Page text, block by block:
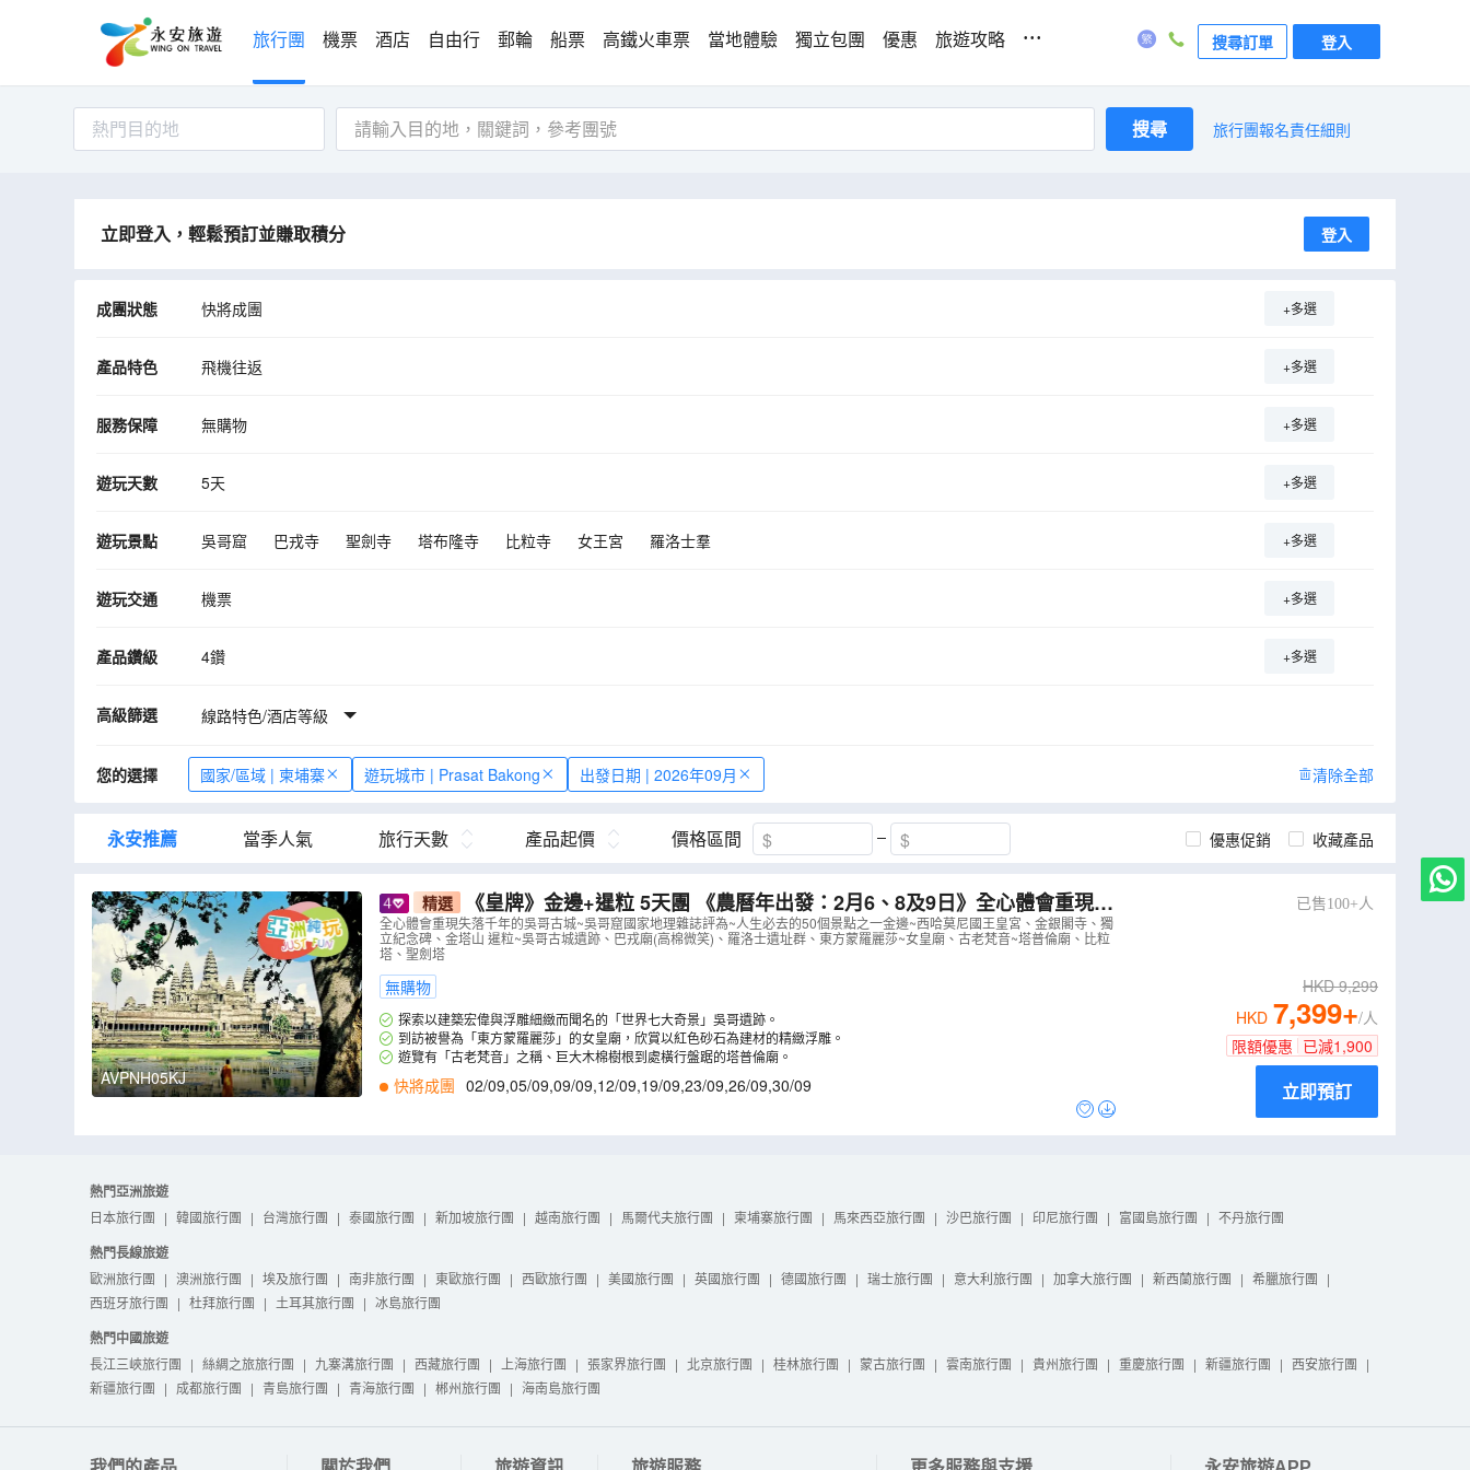
旅行團 機票 酒店 自由行 郵輪 船票 高鐵火車票 當地體驗 獨立包團 優惠 旅遊攻略 ... 搜尋訂單 登入
熱門目的地 搜尋 旅行團報名責任細則
立即登入，輕鬆預訂並賺取積分 登入
成團狀態 快將成團 +多選
產品特色 飛機往返 +多選
服務保障 無購物 +多選
遊玩天數 5天 +多選
遊玩景點 吳哥窟 巴戎寺 聖劍寺 塔布隆寺 比粒寺 女王宮 羅洛士羣 +多選
遊玩交通 機票 +多選
產品鑽級 4鑽 +多選
高級篩選 線路特色/酒店等級
您的選擇 國家/區域 | 柬埔寨 遊玩城市 | Prasat Bakong 出發日期 | 2026年09月 清除全部
永安推薦 當季人氣 旅行天數 產品起價 價格區間 優惠促銷 收藏產品
AVPNH05KJ
精選 《皇牌》金邊+暹粒 5天團 《農曆年出發：2月6、8及9日》全心體會重現失
落千年的吳哥古城、人生必去的50個景點之一金邊~西哈莫尼國王皇宮（AVPNH05KJ
）
全心體會重現失落千年的吳哥古城~吳哥窟國家地理雜誌評為~人生必去的50個景點之一金邊~西哈莫尼國王皇宮、金銀閣寺、獨
立紀念碑、金塔山 暹粒~吳哥古城遺跡、巴戎廟(高棉微笑)、羅洛士遺址群、東方蒙羅麗莎~女皇廟、古老梵音~塔普倫廟、比粒
塔、聖劍塔
無購物
探索以建築宏偉與浮雕細緻而聞名的「世界七大奇景」吳哥遺跡。
到訪被譽為「東方蒙羅麗莎」的女皇廟，欣賞以紅色砂石為建材的精緻浮雕。
遊覽有「古老梵音」之稱、巨大木棉樹根到處橫行盤踞的塔普倫廟。
快將成團 02/09,05/09,09/09,12/09,19/09,23/09,26/09,30/09
已售100+人
HKD9,299
HKD 7,399+/人
限額優惠 已減1,900
立即預訂
熱門亞洲旅遊
日本旅行團 | 韓國旅行團 | 台灣旅行團 | 泰國旅行團 | 新加坡旅行團 | 越南旅行團 | 馬爾代夫旅行團 | 柬埔寨旅行團 | 馬來西亞旅行團 | 沙巴旅行團 | 印尼旅行團 | 富國島旅行團 | 不丹旅行團
熱門長線旅遊
歐洲旅行團 | 澳洲旅行團 | 埃及旅行團 | 南非旅行團 | 東歐旅行團 | 西歐旅行團 | 美國旅行團 | 英國旅行團 | 德國旅行團 | 瑞士旅行團 | 意大利旅行團 | 加拿大旅行團 | 新西蘭旅行團 | 希臘旅行團 |
西班牙旅行團 | 杜拜旅行團 | 土耳其旅行團 | 冰島旅行團
熱門中國旅遊
長江三峽旅行團 | 絲綢之旅旅行團 | 九寨溝旅行團 | 西藏旅行團 | 上海旅行團 | 張家界旅行團 | 北京旅行團 | 桂林旅行團 | 蒙古旅行團 | 雲南旅行團 | 貴州旅行團 | 重慶旅行團 | 新疆旅行團 | 西安旅行團 |
新疆旅行團 | 成都旅行團 | 青島旅行團 | 青海旅行團 | 郴州旅行團 | 海南島旅行團